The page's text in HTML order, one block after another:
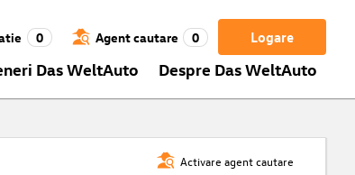
Logare
0 Agent cautare 0
Das WeltAuto Despre Das WeltAuto
Activare agent cautare